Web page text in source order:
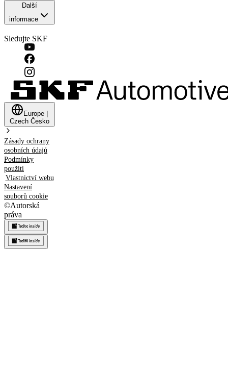
Další
informace
Sledujte SKF
Europe
Czech Česko
Zásady ochrany
osobních údajů
Podmínky
použití
Vlastnictví webu
Nastavení
souborů cookie
©Autorská
práva